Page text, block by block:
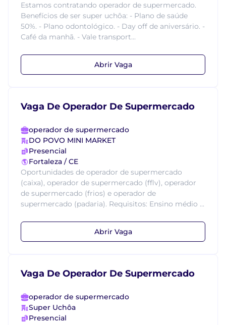
Estamos contratando operador de supermercado.
Benefícios de ser super uchôa: - Plano de saúde
50%. - Plano odontológico. - Day off de aniversário. -
Café da manhã. - Vale transport...
Abrir Vaga
Vaga De Operador De Supermercado
operador de supermercado
DO POVO MINI MARKET
Presencial
Fortaleza / CE
Oportunidades de operador de supermercado
(caixa), operador de supermercado (fflv), operador
de supermercado (frios) e operador de
supermercado (padaria). Requisitos: Ensino médio ...
Abrir Vaga
Vaga De Operador De Supermercado
operador de supermercado
Super Uchôa
Presencial